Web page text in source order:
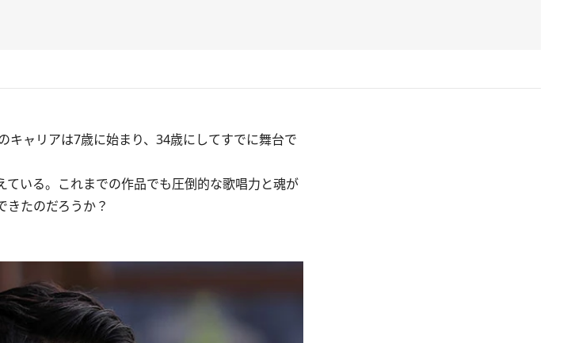
ャリアは7歳に始まり、34歳にしてすでに舞台で
いる。これまでの作品でも圧倒的な歌唱力と魂が
たのだろうか？